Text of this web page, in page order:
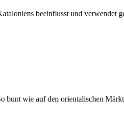
beeinflusst und verwendet
bunt wie auf den orientalischen